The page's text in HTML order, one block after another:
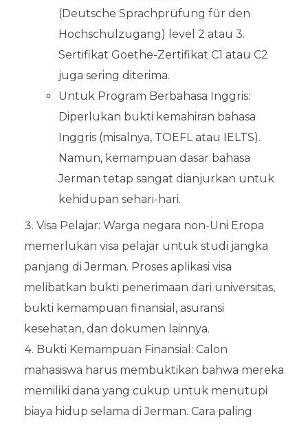
(Deutsche Sprachprüfung für den
Hochschulzugang) level 2 atau 3.
Sertifikat Goethe-Zertifikat C1 atau C2
juga sering diterima.
Untuk Program Berbahasa Inggris:
Diperlukan bukti kemahiran bahasa
Inggris (misalnya, TOEFL atau IELTS).
Namun, kemampuan dasar bahasa
Jerman tetap sangat dianjurkan untuk
kehidupan sehari-hari.
Visa Pelajar: Warga negara non-Uni Eropa
memerlukan visa pelajar untuk studi jangka
panjang di Jerman. Proses aplikasi visa
melibatkan bukti penerimaan dari universitas,
bukti kemampuan finansial, asuransi
kesehatan, dan dokumen lainnya.
Bukti Kemampuan Finansial: Calon
mahasiswa harus membuktikan bahwa mereka
memiliki dana yang cukup untuk menutupi
biaya hidup selama di Jerman. Cara paling